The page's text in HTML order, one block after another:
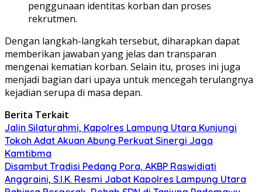
penggunaan identitas korban dan proses
rekrutmen.
Dengan langkah-langkah tersebut, diharapkan dapat
memberikan jawaban yang jelas dan transparan
mengenai kematian korban. Selain itu, proses ini juga
menjadi bagian dari upaya untuk mencegah terulangnya
kejadian serupa di masa depan.
Berita Terkait
Jalin Silaturahmi, Kapolres Lampung Utara Kunjungi
Tokoh Adat Akuan Abung Perkuat Sinergi Jaga
Kamtibma
Disambut Tradisi Pedang Pora, AKBP Raswidiati
Anggraini, S.I.K. Resmi Jabat Kapolres Lampung Utara